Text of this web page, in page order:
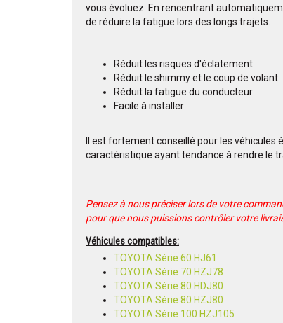
vous évoluez. En rencentrant
de réduire la fatigue lors des longs trajets.
Réduit les risques d'éclatement
Réduit le shimmy et le coup de volant
Réduit la fatigue du conducteur
Facile à installer
Il est fortement conseillé pour les
caractéristique ayant tendance à rendre le
Pensez à nous préciser lors de votre
pour que nous puissions contrôler votre
Véhicules compatibles:
TOYOTA Série 60 HJ61
TOYOTA Série 70 HZJ78
TOYOTA Série 80 HDJ80
TOYOTA Série 80 HZJ80
TOYOTA Série 100 HZJ105